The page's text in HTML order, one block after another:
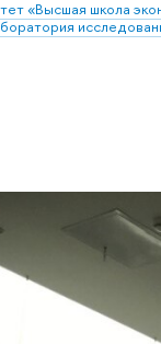
«Высшая школа